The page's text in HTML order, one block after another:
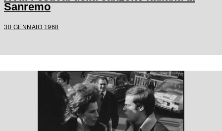
Sanremo
30 GENNAIO 1968